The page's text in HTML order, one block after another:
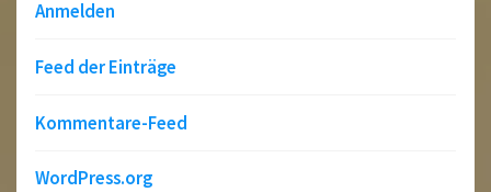
Anmelden
Feed der Einträge
Kommentare-Feed
WordPress.org